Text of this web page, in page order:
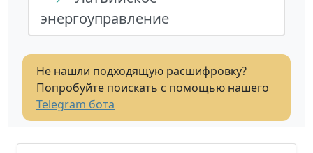
энергоуправление
Не нашли подходящую расшифровку?
Попробуйте поискать с помощью нашего
Telegram бота